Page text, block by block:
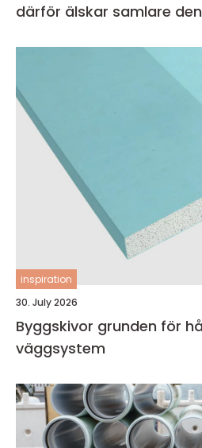
därför älskar samlare den
inspiration
30. July 2026
Byggskivor grunden för hållbara och smarta
väggsystem